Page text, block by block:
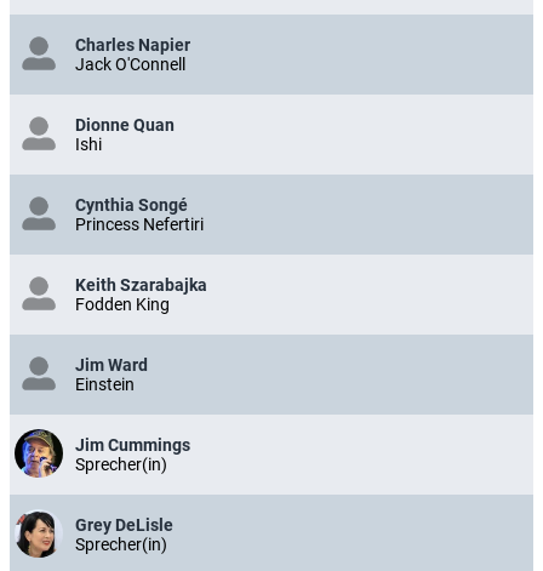
Charles Napier
Jack O'Connell
Dionne Quan
Ishi
Cynthia Songé
Princess Nefertiri
Keith Szarabajka
Fodden King
Jim Ward
Einstein
Jim Cummings
Sprecher(in)
Grey DeLisle
Sprecher(in)